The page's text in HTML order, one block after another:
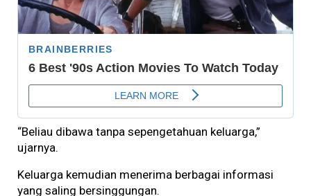
“Beliau dibawa tanpa sepengetahuan keluarga,”
ujarnya.
Keluarga kemudian menerima berbagai informasi
yang saling bersinggungan.